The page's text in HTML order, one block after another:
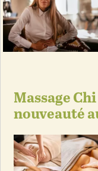
Massage
nouveauté